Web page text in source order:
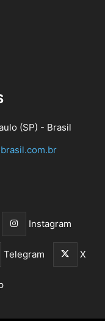
(SP) - Brasil
Instagram
Telegram X